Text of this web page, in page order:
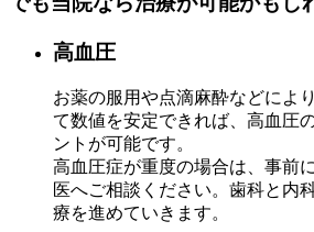
高血圧
お薬の服用や点滴麻酔などによ
て数値を安定できれば、高血圧
ントが可能です。
高血圧症が重度の場合は、事前
医へご相談ください。歯科と内
療を進めていきます。